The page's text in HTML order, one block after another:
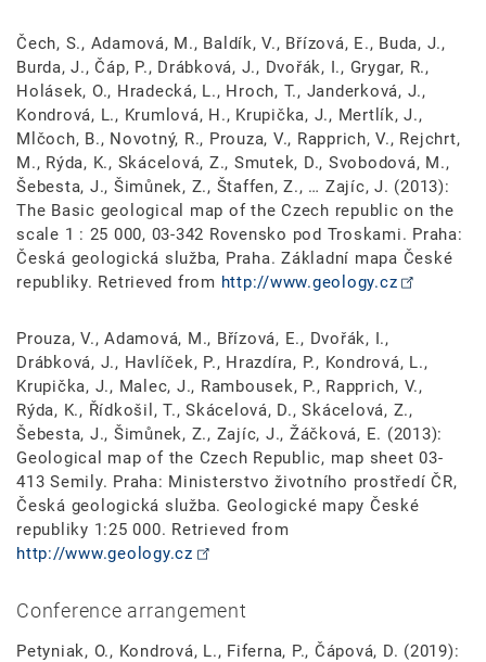
Čech, S., Adamová, M., Baldík, V., Břízová, E., Buda, J.,
Burda, J., Čáp, P., Drábková, J., Dvořák, I., Grygar, R.,
Holásek, O., Hradecká, L., Hroch, T., Janderková, J.,
Kondrová, L., Krumlová, H., Krupička, J., Mertlík, J.,
Mlčoch, B., Novotný, R., Prouza, V., Rapprich, V., Rejchrt,
M., Rýda, K., Skácelová, Z., Smutek, D., Svobodová, M.,
Šebesta, J., Šimůnek, Z., Štaffen, Z., … Zajíc, J. (2013):
The Basic geological map of the Czech republic on the
scale 1 : 25 000, 03-342 Rovensko pod Troskami. Praha:
Česká geologická služba, Praha. Základní mapa České
republiky. Retrieved from http://www.geology.cz
Prouza, V., Adamová, M., Břízová, E., Dvořák, I.,
Drábková, J., Havlíček, P., Hrazdíra, P., Kondrová, L.,
Krupička, J., Malec, J., Rambousek, P., Rapprich, V.,
Rýda, K., Řídkošil, T., Skácelová, D., Skácelová, Z.,
Šebesta, J., Šimůnek, Z., Zajíc, J., Žáčková, E. (2013):
Geological map of the Czech Republic, map sheet 03-
413 Semily. Praha: Ministerstvo životního prostředí ČR,
Česká geologická služba. Geologické mapy České
republiky 1:25 000. Retrieved from
http://www.geology.cz
Conference arrangement
Petyniak, O., Kondrová, L., Fiferna, P., Čápová, D. (2019):